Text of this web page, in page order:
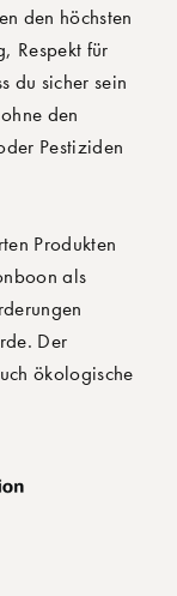
den höchsten
Respekt für
du sicher sein
den
Pestiziden
Produkten
als
Der
ökologische